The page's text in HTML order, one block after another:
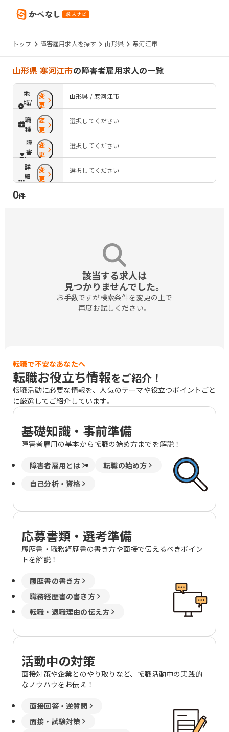
トップ 障害雇用求人を探す 山形県 寒河江市
山形県 寒河江市の障害者雇用求人の一覧
地
域/
路
線
変
更
山形県 / 寒河江市
職
種
変
更
選択してください
障
害
配
慮
変
更
選択してください
詳
細
条
件
変
更
選択してください
0件
該当する求人は
見つかりませんでした。
お手数ですが検索条件を変更の上で
再度お試しください。
転職で不安なあなたへ
転職お役立ち情報をご紹介！
転職活動に必要な情報を、人気のテーマや役立つポイントごと
に厳選してご紹介しています。
基礎知識・事前準備
障害者雇用の基本から転職の始め方までを解説！
障害者雇用とは
転職の始め方
自己分析・資格
応募書類・選考準備
履歴書・職務経歴書の書き方や面接で伝えるべきポイン
トを解説！
履歴書の書き方
職務経歴書の書き方
転職・退職理由の伝え方
活動中の対策
面接対策や企業とのやり取りなど、転職活動中の実践的
なノウハウをお伝え！
面接回答・逆質問
面接・試験対策